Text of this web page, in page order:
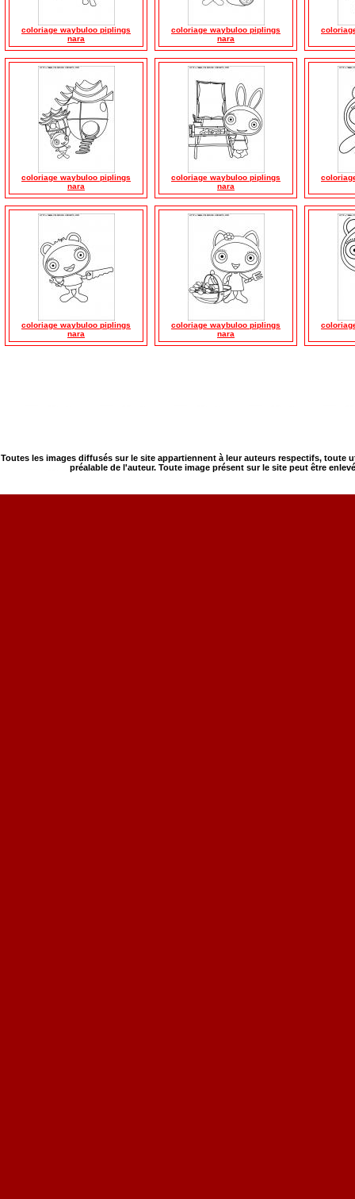
coloriage waybuloo piplings
nara
coloriage waybuloo piplings
nara
coloriage waybuloo piplings
nara
coloriage waybuloo piplings
nara
coloriage waybuloo piplings
nara
coloriage waybuloo piplings
nara
Toutes les images diffusés sur le site appartiennent à leur auteurs respectifs,
préalable de l'auteur. Toute image présent sur le site peut être